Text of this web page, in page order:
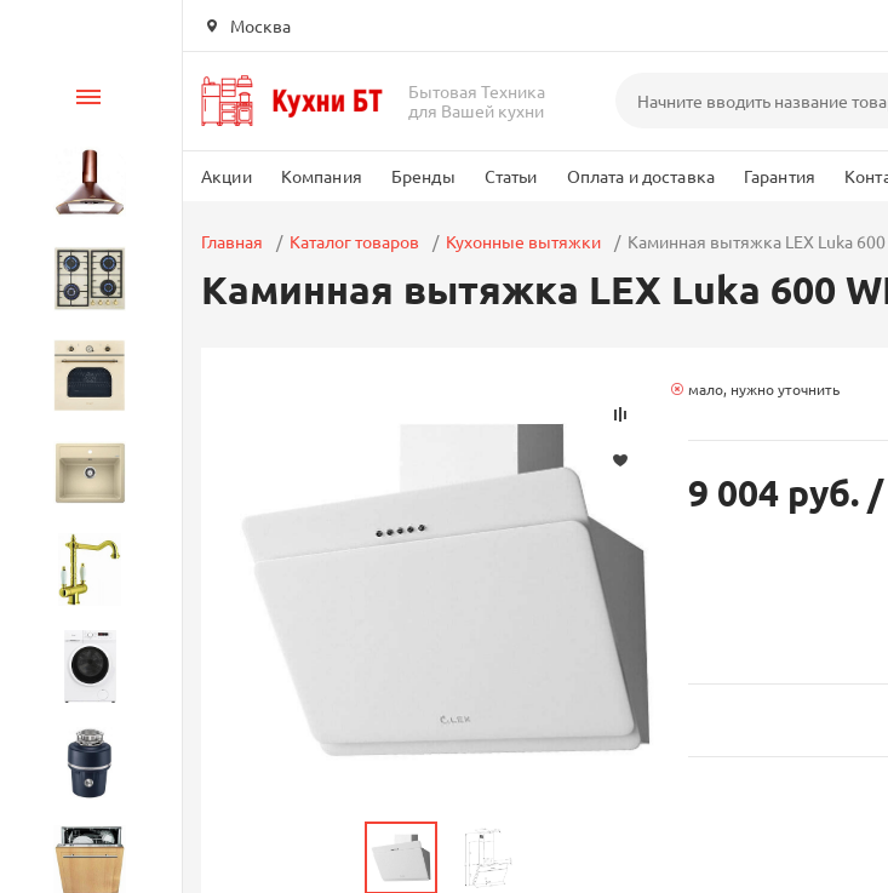
Москва
Бытовая Техника
для Вашей кухни
Акции Компания Бренды Статьи Оплата и доставка Гарантия
Каталог
Вытяжки
Варочные панели
Главная Каталог товаров Кухонные вытяжки Каминная вытяжка LEX Luka 600
Каминная вытяжка LEX Luka 600
мало, нужно уточнить
9 004 руб.